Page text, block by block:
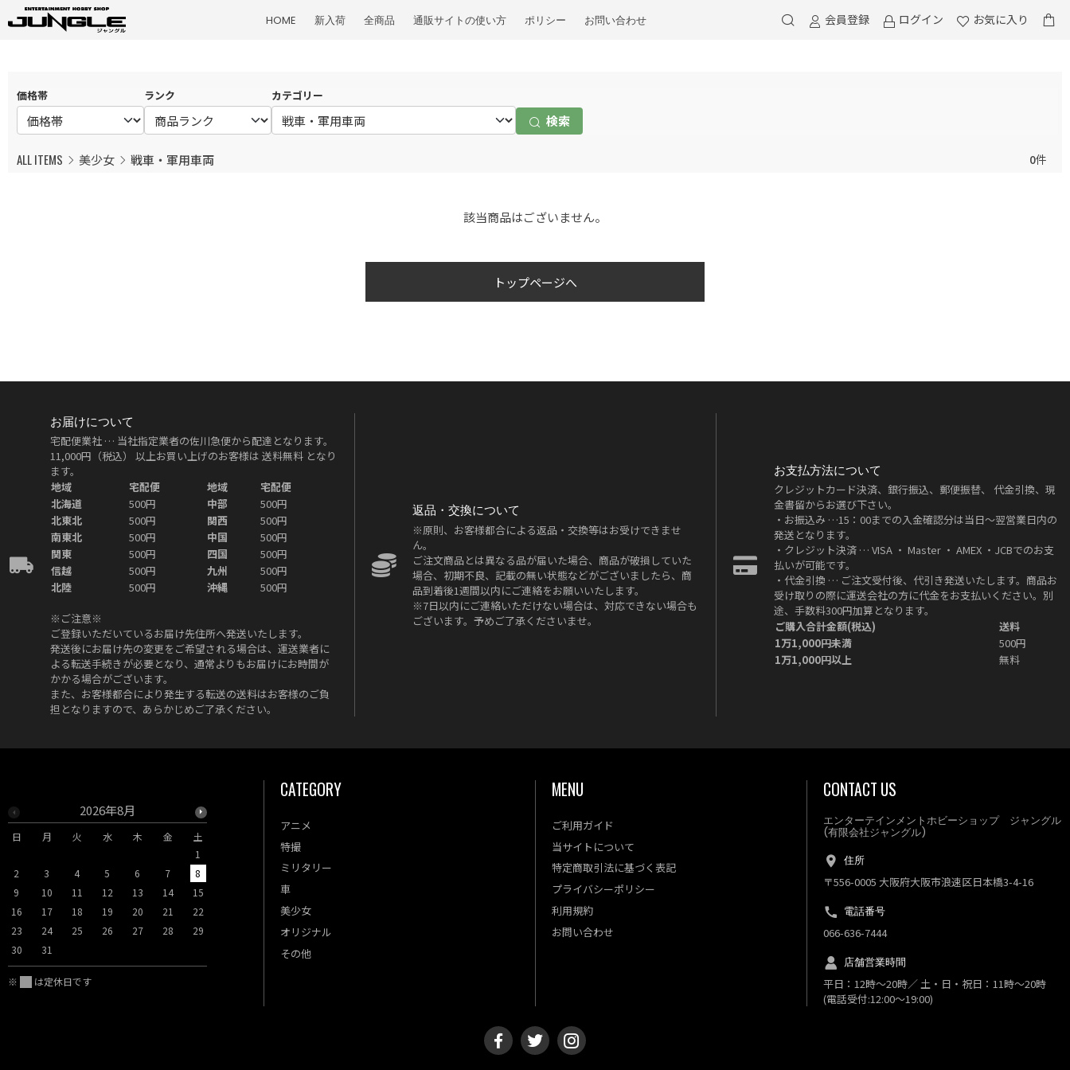
HOME 新入荷 全商品 通販サイトの使い方 ポリシー お問い合わせ 会員登録 ログイン お気に入り
価格帯 ランク カテゴリー
検索
ALL ITEMS 美少女 戦車・軍用車両 0件
該当商品はございません。
トップページへ
お届けについて
宅配便業社 … 当社指定業者の佐川急便から配達となります。
11,000円（税込）
以上お買い上げのお客様は 送料無料となり
ます。
地域
宅配便 地域
宅配便
北海道
500円 中部
500円
北東北
500円 関西
500円
南東北
500円 中国
500円
関東
500円 四国
500円
信越
500円 九州
500円
北陸
500円 沖縄 500円
※ご注意※
ご登録いただいているお届け先住所へ発送いたします。
発送後にお届け先の変更をご希望される場合は、運送業者に
よる転送手続きが必要となり、通常よりもお届けにお時間が
かかる場合がございます。
また、お客様都合により発生する転送の送料はお客様のご負
担となりますので、あらかじめご了承ください。
返品・交換について
※原則、お客様都合による返品・交換等はお受けできませ
ん。
ご注文商品とは異なる品が届いた場合、商品が破損していた
場合、初期不良、記載の無い状態などがございましたら、商
品到着後1週間以内にご連絡をお願いいたします。
※7日以内にご連絡いただけない場合は、対応できない場合も
ございます。予めご了承くださいませ。
お支払方法について
クレジットカード決済、銀行振込、郵便振替、 代金引換、現
金書留からお選び下さい。
・お振込み …15：00までの入金確認分は当日～翌営業日内の
発送となります。
・クレジット決済 … VISA ・ Master ・ AMEX ・JCBでのお支
払いが可能です。
・代金引換 … ご注文受付後、代引き発送いたします。商品お
受け取りの際に運送会社の方に代金をお支払いください。別
途、手数料300円加算となります。
ご購入合計金額(税込)
送料
1万1,000円未満
500円
1万1,000円以上
無料
2026年8月
日 月 火 水 木 金
土
1
2
3 4 5 6 7
8
9
10 11 12 13 14
15
16
17 18 19 20 21
22
23
24 25 26 27 28
29
30
31
9 10
15
22 23
29 30
※ は定休日です
CATEGORY
アニメ
特撮
ミリタリー
車
美少女
オリジナル
その他
MENU
ご利用ガイド
当サイトについて
特定商取引法に基づく表記
プライバシーポリシー
利用規約
お問い合わせ
CONTACT US
エンターテインメントホビーショップ ジャングル
(有限会社ジャングル)
住所
〒556-0005 大阪府大阪市浪速区日本橋3-4-16
電話番号
066-636-7444
店舗営業時間
平日：12時～20時／ 土・日・祝日：11時～20時
(電話受付:12:00～19:00)